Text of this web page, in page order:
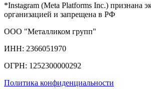
*Instagram (Meta Platforms Inc.) признана
организацией и запрещена в РФ
ООО "Металликом групп"
ИНН: 2366051970
ОГРН: 1252300000292
Политика конфиденциальности